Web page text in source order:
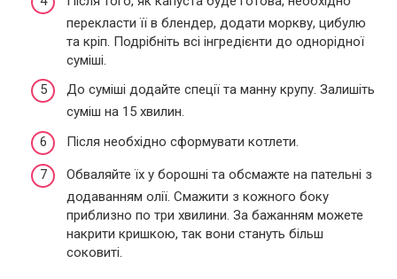
перекласти її в блендер, додати моркву, цибулю
та кріп. Подрібніть всі інгредієнти до однорідної
суміші.
До суміші додайте спеції та манну крупу. Залишіть
суміш на 15 хвилин.
Після необхідно сформувати котлети.
Обваляйте їх у борошні та обсмажте на пательні з
додаванням олії. Смажити з кожного боку
приблизно по три хвилини. За бажанням можете
накрити кришкою, так вони стануть більш
соковиті.